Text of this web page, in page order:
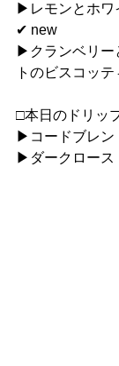
▶︎レモンとホワ
✔︎ new
▶︎クランベリー
トのビスコッテ
□本日のドリッ
▶︎コードブレン
▶︎ダークロース